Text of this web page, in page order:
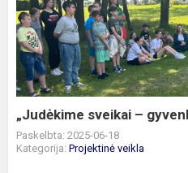
–
gyvenkime
tvariai“
„Judėkime sveikai –
Paskelbta: 2025-06-18
Kategorija: Projektinė veikla